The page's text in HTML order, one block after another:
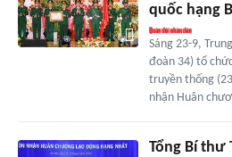
quốc hạng
Sáng 23-9,
đoàn 34) tổ
truyền thống
nhận Huân
Tổng Bí thư